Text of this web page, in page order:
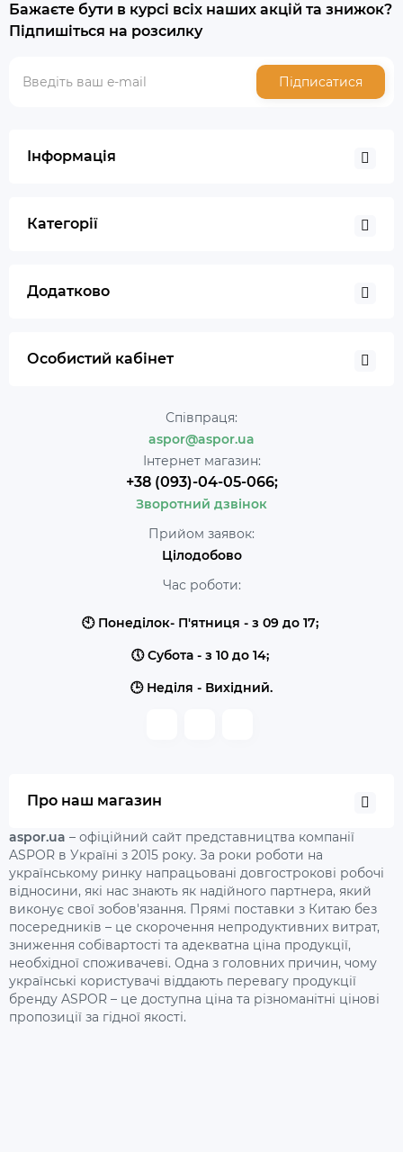
Бажаєте бути в курсі всіх наших акцій та знижок?
Підпишіться на розсилку
Підписатися
Інформація
Категорії
Додатково
Особистий кабінет
Співпраця:
aspor@aspor.ua
Інтернет магазин:
+38 (093)-04-05-066;
Зворотний дзвінок
Прийом заявок:
Цілодобово
Час роботи:
🕙 Понеділок- П'ятниця - з 09 до 17;
🕔 Субота - з 10 до 14;
🕒 Неділя - Вихідний.
Про наш магазин
aspor.ua – офіційний сайт представництва компанії
ASPOR в Україні з 2015 року. За роки роботи на
українському ринку напрацьовані довгострокові робочі
відносини, які нас знають як надійного партнера, який
виконує свої зобов'язання. Прямі поставки з Китаю без
посередників – це скорочення непродуктивних витрат,
зниження собівартості та адекватна ціна продукції,
необхідної споживачеві. Одна з головних причин, чому
українські користувачі віддають перевагу продукції
бренду ASPOR – це доступна ціна та різноманітні цінові
пропозиції за гідної якості.